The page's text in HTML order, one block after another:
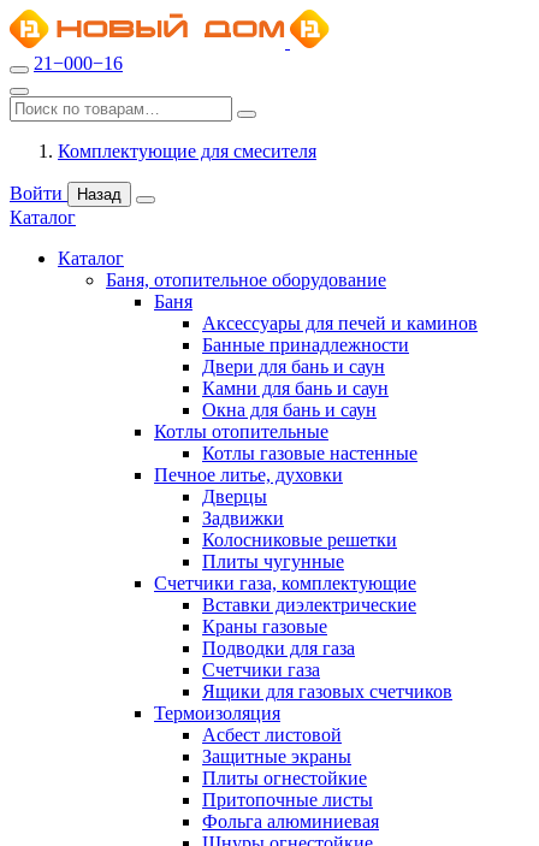
21−000−16
Комплектующие для смесителя
Войти Назад
Каталог
Каталог
Баня, отопительное оборудование
Баня
Аксессуары для печей и каминов
Банные принадлежности
Двери для бань и саун
Камни для бань и саун
Окна для бань и саун
Котлы отопительные
Котлы газовые настенные
Печное литье, духовки
Дверцы
Задвижки
Колосниковые решетки
Плиты чугунные
Счетчики газа, комплектующие
Вставки диэлектрические
Краны газовые
Подводки для газа
Счетчики газа
Ящики для газовых счетчиков
Термоизоляция
Асбест листовой
Защитные экраны
Плиты огнестойкие
Притопочные листы
Фольга алюминиевая